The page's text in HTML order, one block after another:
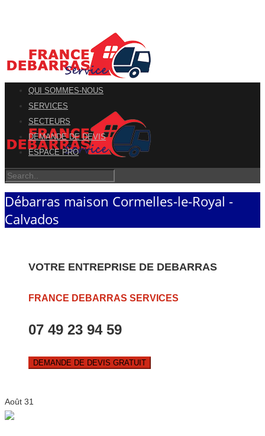
QUI SOMMES-NOUS
SERVICES
SECTEURS
DEMANDE DE DEVIS
ESPACE PRO
Débarras maison Cormelles-le-Royal -
Calvados
VOTRE ENTREPRISE DE DEBARRAS
FRANCE DEBARRAS SERVICES
07 49 23 94 59
DEMANDE DE DEVIS GRATUIT
Août 31